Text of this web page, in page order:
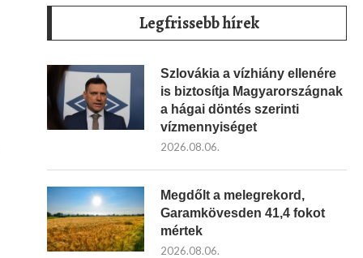
Legfrissebb hírek
Szlovákia a vízhiány ellenére
is biztosítja Magyarországnak
a hágai döntés szerinti
vízmennyiséget
2026.08.06.
Megdőlt a melegrekord,
Garamkövesden 41,4 fokot
mértek
2026.08.06.